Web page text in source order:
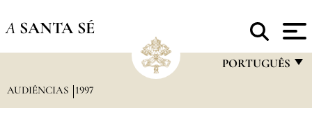
A SANTA SÉ
PORTUGUÊS
AUDIÊNCIAS 1997